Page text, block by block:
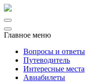
Главное меню
Вопросы и ответы
Путеводитель
Интересные места
Авиабилеты